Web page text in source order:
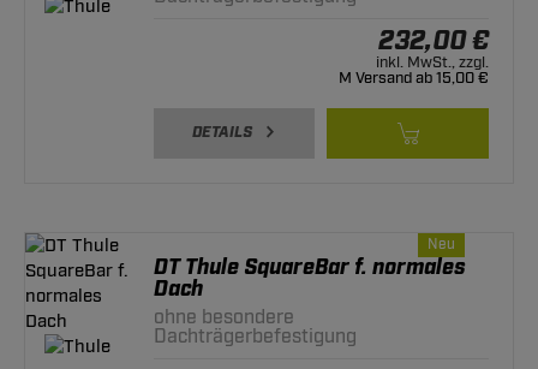
232,00 €
inkl. MwSt., zzgl.
M Versand ab 15,00 €
DETAILS
Neu
DT Thule SquareBar f. normales
Dach
ohne besondere
Dachträgerbefestigung